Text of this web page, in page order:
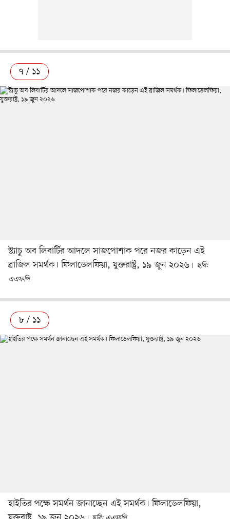
৭ / ১১
স্ট্যাচু অব লিবার্টির আদলে সাজপোশাক পরে নজর কাড়েন এই
ব্রাজিল সমর্থক। ফিলাডেলফিয়া, যুক্তরাষ্ট্র, ১৯ জুন ২০২৬
ছবি:
এএফপি
৮ / ১১
হাইতির পক্ষে সমর্থন জানাচ্ছেন এই সমর্থক। ফিলাডেলফিয়া,